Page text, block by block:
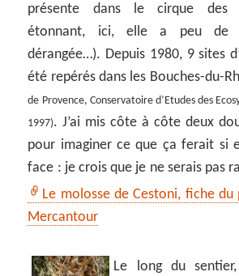
présente dans le cirque des
étonnant, ici, elle a peu de
dérangée…). Depuis 1980, 9 sites
été repérés dans les Bouches-du-
de Provence, Conservatoire d’Etudes des
1997). J’ai mis côte à côte deux
pour imaginer ce que ça ferait si
face : je crois que je ne serais pas
Le molosse de Cestoni, fiche
Mercantour
Le long du